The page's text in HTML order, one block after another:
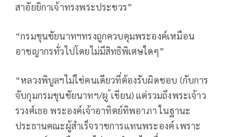
สาอัยยิกาเจ้าทรงพระประชวร”
“กรมขุนชัยนาทฯทรงถูกควบคุมพระองค์เหมือน
อาชญากรทั่วไปโดยไม่มีสิทธิพิเศษใดๆ”
“หลวงพิบูลฯไม่ใช่คนเดียวที่ต้องรับผิดชอบ (กับการ
จับกุมกรมขุนชัยนาทฯ/ผู ้เขียน) แต่รวมถึงพระเจ้าว
รวงศ์เธอ พระองค์เจ้าอาทิตย์ทิพอาภา ในฐานะ
ประธานคณะผู้สำเร็จราชการแทนพระองค์ เพราะ